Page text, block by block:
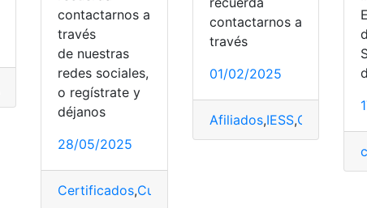
Patronales,plazo
IESS ,Imbabura, pago
contactarnos a
través
de nuestras
redes sociales,
o regístrate y
déjanos
28/05/2025
Certificados,Cumplimiento
contactarnos a
través
01/02/2025
Afiliados,IESS,